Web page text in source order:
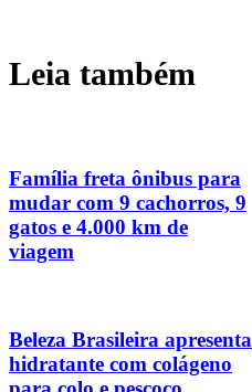
Leia também
Família freta ônibus para
mudar com 9 cachorros, 9
gatos e 4.000 km de
viagem
Beleza Brasileira apresenta
hidratante com colágeno